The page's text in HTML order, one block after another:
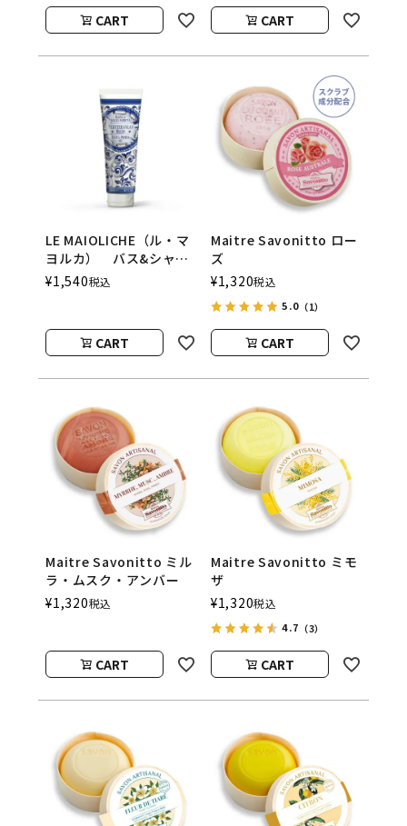
ム） Rudy（ルディ）
CART
ィ）
CART
LE MAIOLICHE（ル・マ
ヨルカ） バス&シャワ
ージェル
Mediterranean
ンハーブ） Rudy（ル
ディ）
¥1,540税込
CART
Maitre Savonitto ロー
ズ
¥1,320税込
5.0（1）
CART
Maitre Savonitto ミル
ラ・ムスク・アンバー
¥1,320税込
CART
Maitre Savonitto ミモ
ザ
¥1,320税込
4.7 （3）
CART